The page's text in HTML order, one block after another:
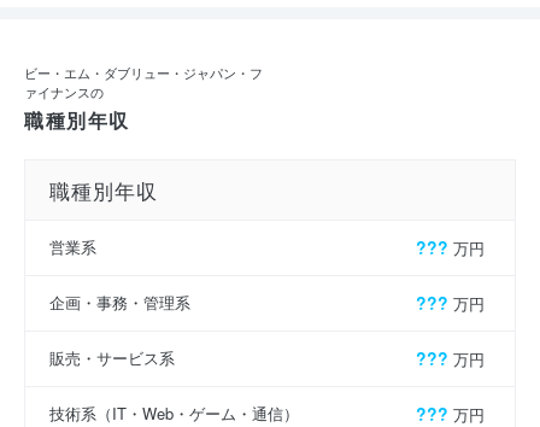
ビー・エム・ダブリュー・ジャパン・フ
ァイナンスの
職種別年収
職種別年収
営業系 ??? 万円
企画・事務・管理系 ??? 万円
販売・サービス系 ??? 万円
技術系（IT・Web・ゲーム・通信） ??? 万円